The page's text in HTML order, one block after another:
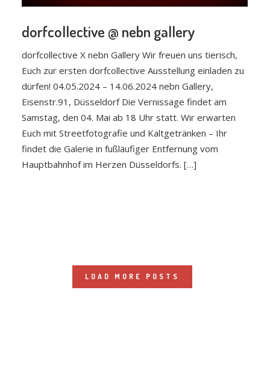
dorfcollective @ nebn gallery
dorfcollective X nebn Gallery Wir freuen uns tierisch,
Euch zur ersten dorfcollective Ausstellung einladen zu
dürfen! 04.05.2024 – 14.06.2024 nebn Gallery,
Eisenstr.91, Düsseldorf Die Vernissage findet am
Samstag, den 04. Mai ab 18 Uhr statt. Wir erwarten
Euch mit Streetfotografie und Kaltgetränken – Ihr
findet die Galerie in fußläufiger Entfernung vom
Hauptbahnhof im Herzen Düsseldorfs. […]
LOAD MORE POSTS